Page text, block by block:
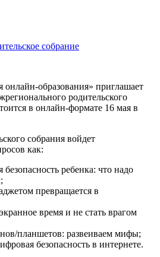
образования» приглашает
родительского
в онлайн-формате 16 мая в
собрания войдет
как:
безопасность ребенка: что надо
превращается в
время и не стать врагом
планшетов: развеиваем мифы;
безопасность в интернете.